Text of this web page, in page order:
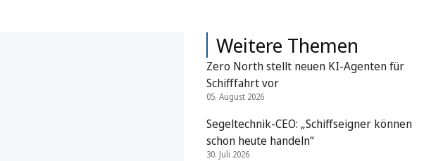
Weitere Themen
Zero North stellt neuen KI-Agenten für
Schifffahrt vor
05. August 2026
Segeltechnik-CEO: „Schiffseigner können
schon heute handeln“
30. Juli 2026